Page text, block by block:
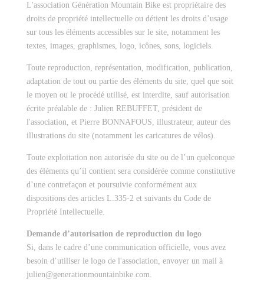
L'association Génération Mountain Bike est propriétaire des
droits de propriété intellectuelle ou détient les droits d’usage
sur tous les éléments accessibles sur le site, notamment les
textes, images, graphismes, logo, icônes, sons, logiciels.
Toute reproduction, représentation, modification, publication,
adaptation de tout ou partie des éléments du site, quel que soit
le moyen ou le procédé utilisé, est interdite, sauf autorisation
écrite préalable de : Julien REBUFFET, président de
l'association, et Pierre BONNAFOUS, illustrateur, auteur des
illustrations du site (notamment les caricatures de vélos).
Toute exploitation non autorisée du site ou de l’un quelconque
des éléments qu’il contient sera considérée comme constitutive
d’une contrefaçon et poursuivie conformément aux
dispositions des articles L.335-2 et suivants du Code de
Propriété Intellectuelle.
Demande d’autorisation de reproduction du logo
Si, dans le cadre d’une communication officielle, vous avez
besoin d’utiliser le logo de l'association, envoyer un mail à
julien@generationmountainbike.com.